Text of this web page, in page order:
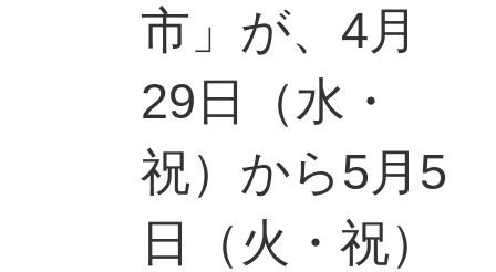
市」が、4月
29日（水・
祝）から5月5
日（火・祝）